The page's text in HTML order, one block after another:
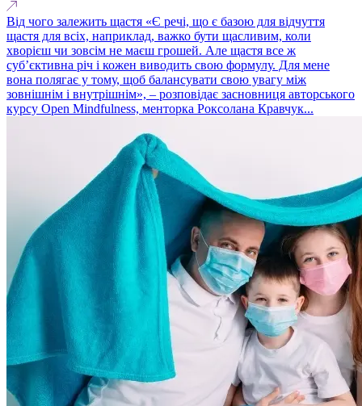
Від чого залежить щастя «Є речі, що є базою для відчуття
щастя для всіх, наприклад, важко бути щасливим, коли
хворієш чи зовсім не маєш грошей. Але щастя все ж
суб’єктивна річ і кожен виводить свою формулу. Для мене
вона полягає у тому, щоб балансувати свою увагу між
зовнішнім і внутрішнім», – розповідає засновниця авторського
курсу Open Mindfulness, менторка Роксолана Кравчук...